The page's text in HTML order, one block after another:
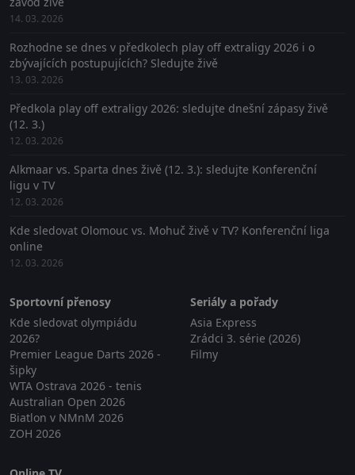
14. 03. 2026
Rozhodne se dnes v předkolech play off extraligy 2026 i o
zbývajících postupujících? Sledujte živě
13. 03. 2026
Předkola play off extraligy 2026: sledujte dnešní zápasy živě
(12. 3.)
12. 03. 2026
Alkmaar vs. Sparta dnes živě (12. 3.): sledujte Konferenční
ligu v TV
12. 03. 2026
Kde sledovat Olomouc vs. Mohuč živě v TV? Konferenční liga
online
12. 03. 2026
Sportovní přenosy
Kde sledovat olympiádu
2026?
Premier League Darts 2026 -
šipky
WTA Ostrava 2026 - tenis
Australian Open 2026
Biatlon v NMnM 2026
ZOH 2026
Seriály a pořady
Asia Express
Zrádci 3. série (2026)
Filmy